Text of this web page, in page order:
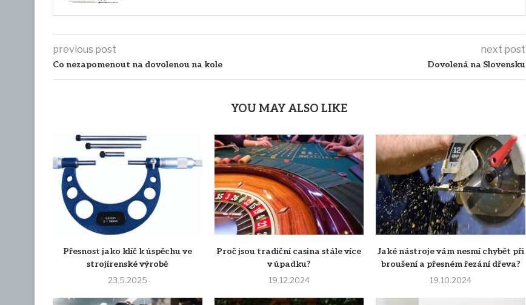
previous post
Co nezapomenout na dovolenou na kole
next post
Dovolená na Slovensku
YOU MAY ALSO LIKE
Přesnost jako klíč k úspěchu ve
strojírenské výrobě
23.5.2025
Proč jsou tradiční casina stále více
v úpadku?
19.12.2024
Jaké nástroje vám nesmí chybět při
broušení a přesném řezání dřeva?
19.10.2024